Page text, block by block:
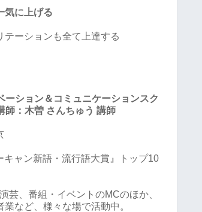
気に上げる
テーションも全て上達する
ーション＆コミュニケーションスク
師：木曽 さんちゅう 講師
キャン新語・流行語大賞』トップ10
芸、番組・イベントのMCのほか、
など、様々な場で活動中。